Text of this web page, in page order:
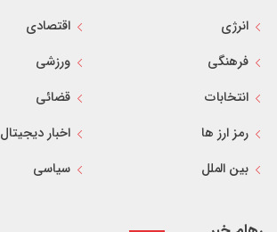
انرژی
اقتصادی
فرهنگی
ورزشی
انتخابات
قضائی
رمز ارز ها
اخبار دیجیتال
بین الملل
سیاسی